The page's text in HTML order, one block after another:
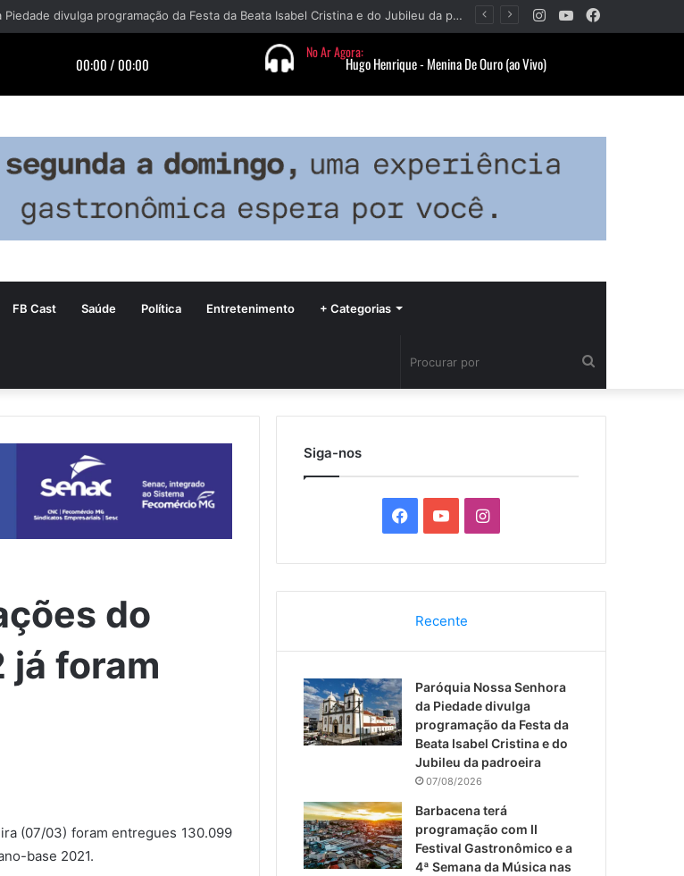
Paróquia Nossa Senhora da Piedade divulga programação da Festa da Beata Isabel Cristina e do Jubileu da padroeira YouTube
Instagram
FB Cast Saúde Política Entretenimento + Categorias
por
do
já foram
(07/03) foram entregues 130.099
base 2021.
Siga-nos
c
e
b
o
o
k
u
T
u
b
e
I
s
a
g
r
a
Recente
Paróquia Nossa Senhora
da Piedade divulga
programação da Festa da
Beata Isabel Cristina e do
Jubileu da padroeira
07/08/2026
Barbacena terá
programação com II
Festival Gastronômico e a
4ª Semana da Música nas